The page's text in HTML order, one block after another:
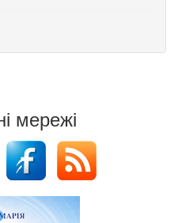
мережі